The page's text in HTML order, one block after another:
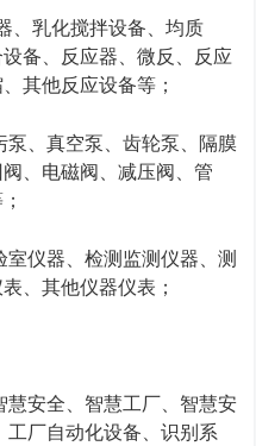
、乳化搅拌设备、均质
备、反应器、微反、反应
其他反应设备等；
泵 、真空泵 、齿轮泵
隔膜
电磁阀 、减压阀 、管
；
室仪器 、检测监测仪器 、测
、其他仪器仪表 ；
慧安全 智慧工厂
智慧安
工厂自动化设备 、识别系